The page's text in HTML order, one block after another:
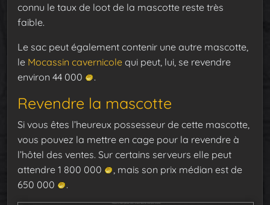
connu le taux de loot de la mascotte reste très
faible.
Le sac peut également contenir une autre mascotte,
le Mocassin cavernicole qui peut, lui, se revendre
environ 44 000
.
Revendre la mascotte
Si vous êtes l’heureux possesseur de cette mascotte,
vous pouvez la mettre en cage pour la revendre à
l’hôtel des ventes. Sur certains serveurs elle peut
attendre 1 800 000
, mais son prix médian est de
650 000
.